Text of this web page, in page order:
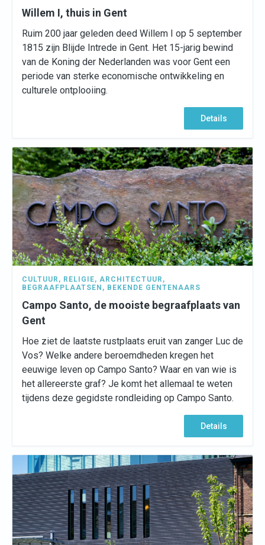
Willem I, thuis in Gent
Ruim 200 jaar geleden deed Willem I op 5 september
1815 zijn Blijde Intrede in Gent. Het 15-jarig bewind
van de Koning der Nederlanden was voor Gent een
periode van sterke economische ontwikkeling en
culturele ontplooiing.
Details
CULTUUR , RELIGIE, ARCHITECTUUR ,
BEGRAAFPLAATSEN , BEKENDE GENTENAARS
Campo Santo, de mooiste begraafplaats van
Gent
Hoe ziet de laatste rustplaats eruit van zanger Luc de
Vos? Welke andere beroemdheden kregen het
eeuwige leven op Campo Santo? Waar en van wie is
het allereerste graf? Je komt het allemaal te weten
tijdens deze gegidste rondleiding op Campo Santo.
Details